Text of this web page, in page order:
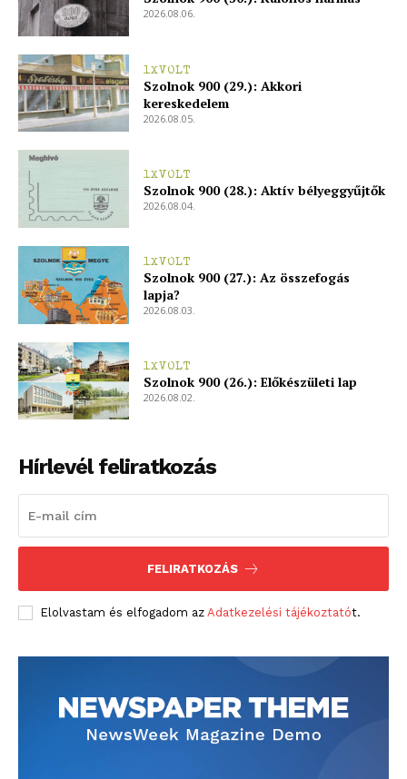
blogSZOLNOK
2026.08.06.
1XVOLT
Szolnok 900 (29.): Akkori
kereskedelem
2026.08.05.
1XVOLT
Szolnok 900 (28.): Aktív bélyeggyűjtők
2026.08.04.
1XVOLT
Szolnok 900 (27.): Az összefogás
lapja?
2026.08.03.
1XVOLT
Szolnok 900 (26.): Előkészületi lap
2026.08.02.
Hírlevél feliratkozás
FELIRATKOZÁS
Elolvastam és elfogadom az Adatkezelési tájékoztatót.